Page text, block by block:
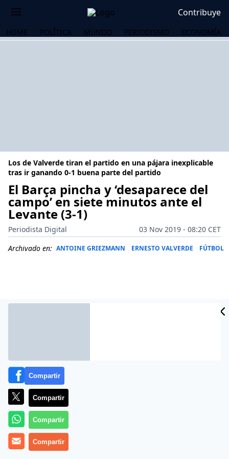
Contribuye
HOME POLÍTICA MUNDO PERIODISMO ECONOMÍA
Los de Valverde tiran el partido en una pájara inexplicable
tras ir ganando 0-1 buena parte del partido
El Barça pincha y ‘desaparece del
campo’ en siete minutos ante el
Levante (3-1)
Periodista Digital
03 Nov 2019 - 08:20 CET
Archivado en: ANTOINE GRIEZMANN ERNESTO VALVERDE FÚTBOL
Más información
Compartir
Compartir
Compartir
Compartir